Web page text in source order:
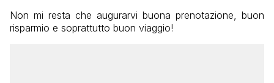
Non mi resta che augurarvi buona prenotazione, buon
risparmio e soprattutto buon viaggio!